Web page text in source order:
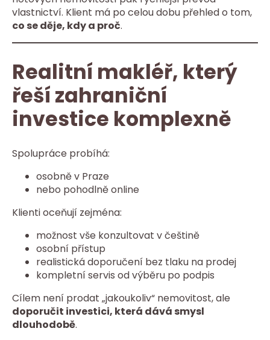
vlastnictví. Klient má po celou dobu přehled o tom,
co se děje, kdy a proč.
Realitní makléř, který
řeší zahraniční
investice komplexně
Spolupráce probíhá:
osobně v Praze
nebo pohodlně online
Klienti oceňují zejména:
možnost vše konzultovat v češtině
osobní přístup
realistická doporučení bez tlaku na prodej
kompletní servis od výběru po podpis
Cílem není prodat „jakoukoliv“ nemovitost, ale
doporučit investici, která dává smysl
dlouhodobě.